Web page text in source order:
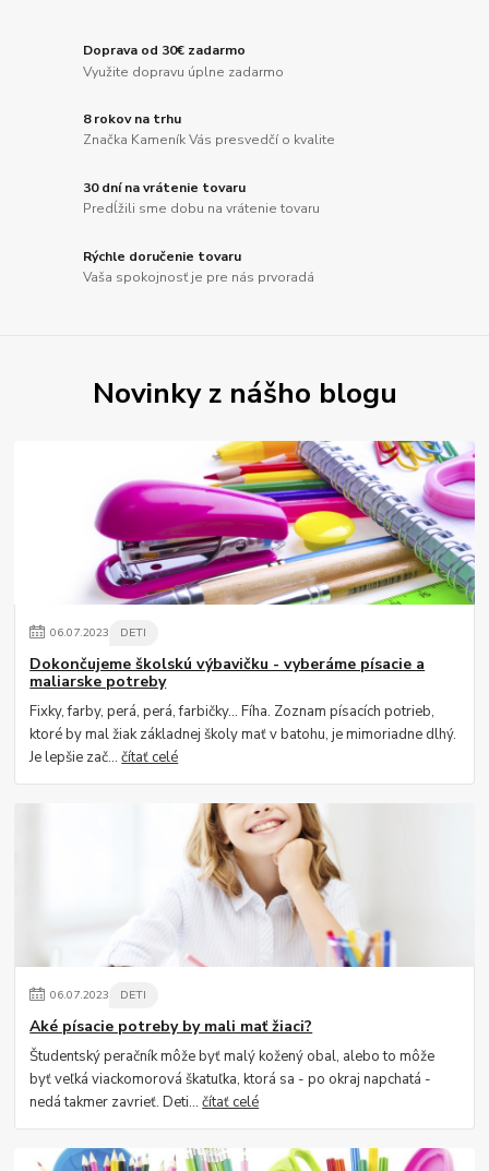
Doprava od 30€ zadarmo
Využite dopravu úplne zadarmo
8 rokov na trhu
Značka Kameník Vás presvedčí o kvalite
30 dní na vrátenie tovaru
Predĺžili sme dobu na vrátenie tovaru
Rýchle doručenie tovaru
Vaša spokojnosť je pre nás prvoradá
Novinky z nášho blogu
06.07.2023 DETI
Dokončujeme školskú výbavičku - vyberáme písacie a
maliarske potreby
Fixky, farby, perá, perá, farbičky... Fíha. Zoznam písacích potrieb,
ktoré by mal žiak základnej školy mať v batohu, je mimoriadne dlhý.
Je lepšie zač...čítať celé
06.07.2023 DETI
Aké písacie potreby by mali mať žiaci?
Študentský peračník môže byť malý kožený obal, alebo to môže
byť veľká viackomorová škatuľka, ktorá sa - po okraj napchatá -
nedá takmer zavrieť. Deti...čítať celé